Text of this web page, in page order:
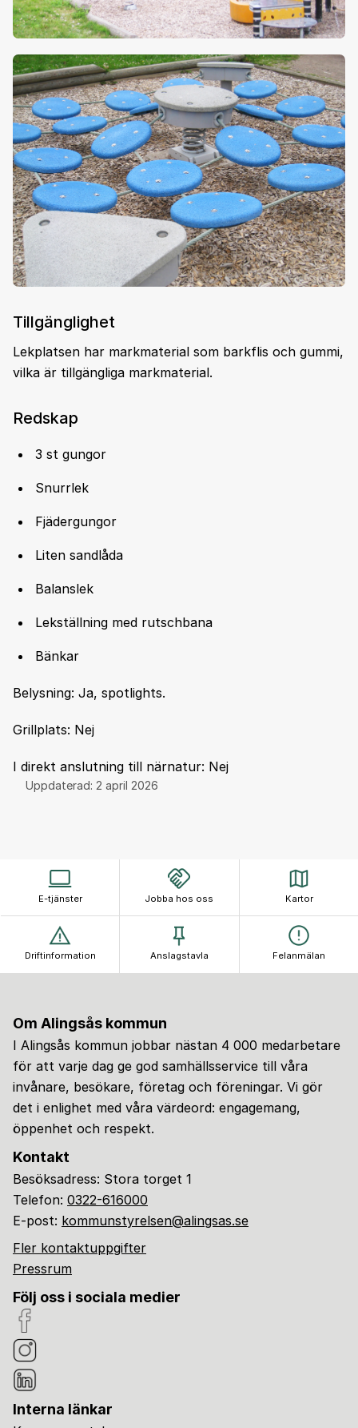
Tillgänglighet
Lekplatsen har markmaterial som barkflis och gummi,
vilka är tillgängliga markmaterial.
Redskap
3 st gungor
Snurrlek
Fjädergungor
Liten sandlåda
Balanslek
Lekställning med rutschbana
Bänkar
Belysning: Ja, spotlights.
Grillplats: Nej
I direkt anslutning till närnatur: Nej
Uppdaterad: 2 april 2026
E-tjänster Jobba hos oss Kartor
Driftinformation Anslagstavla Felanmälan
Om Alingsås kommun
I Alingsås kommun jobbar nästan 4 000 medarbetare
för att varje dag ge god samhällsservice till våra
invånare, besökare, företag och föreningar. Vi gör
det i enlighet med våra värdeord: engagemang,
öppenhet och respekt.
Kontakt
Besöksadress: Stora torget 1
Telefon: 0322-616000
E-post: kommunstyrelsen@alingsas.se
Fler kontaktuppgifter
Pressrum
Följ oss i sociala medier
Interna länkar